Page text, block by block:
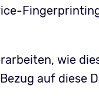
wie
auf diese